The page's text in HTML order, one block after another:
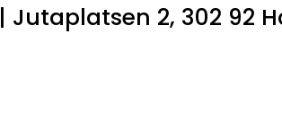
| Jutaplatsen 2, 302 92